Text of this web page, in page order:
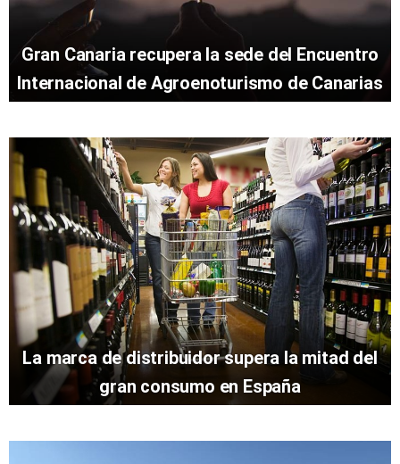
Gran Canaria recupera la sede del Encuentro
Internacional de Agroenoturismo de Canarias
La marca de distribuidor supera la mitad del
gran consumo en España